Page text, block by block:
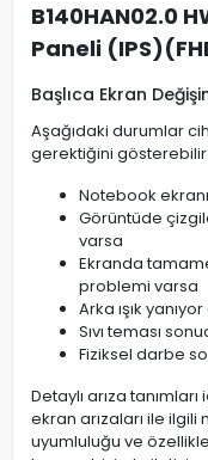
B140HAN02.0
Paneli
Başlıca Ekran
Aşağıdaki durumlar
gerektiğini gösterebilir:
Notebook
Görüntüde
varsa
Ekranda
problemi varsa
Arka ışık
Sıvı teması
Fiziksel darbe
Detaylı arıza
ekran arızaları ile
uyumluluğu ve